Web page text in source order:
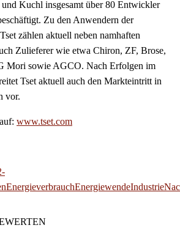
Kuchl insgesamt über 80 Entwickler
Zu den Anwendern der
zählen aktuell neben namhaften
Zulieferer wie etwa Chiron, ZF, Brose,
Mori sowie AGCO. Nach Erfolgen im
Tset aktuell auch den Markteintritt in
vor.
www.tset.com
EnergieverbrauchEnergiewendeIndustrie